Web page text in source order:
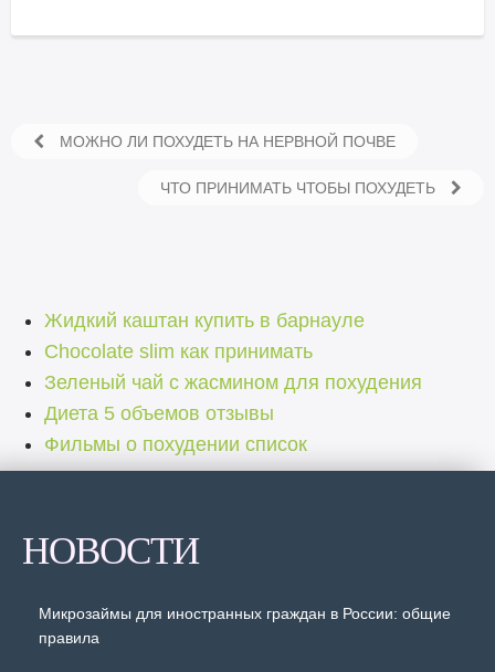
МОЖНО ЛИ ПОХУДЕТЬ НА НЕРВНОЙ ПОЧВЕ
ЧТО ПРИНИМАТЬ ЧТОБЫ ПОХУДЕТЬ
Жидкий каштан купить в барнауле
Chocolate slim как принимать
Зеленый чай с жасмином для похудения
Диета 5 объемов отзывы
Фильмы о похудении список
НОВОСТИ
Микрозаймы для иностранных граждан в России: общие
правила